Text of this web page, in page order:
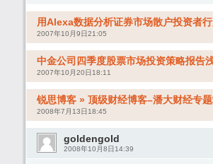
用Alexa数据分析证券市场散户投资者
2007年10月9日21:05
中金公司四季度股票市场投资策略报告
2007年10月20日18:11
锐思博客 » 顶级财经博客–潘大财经专
2008年7月13日18:45
goldengold
2008年10月8日14:39